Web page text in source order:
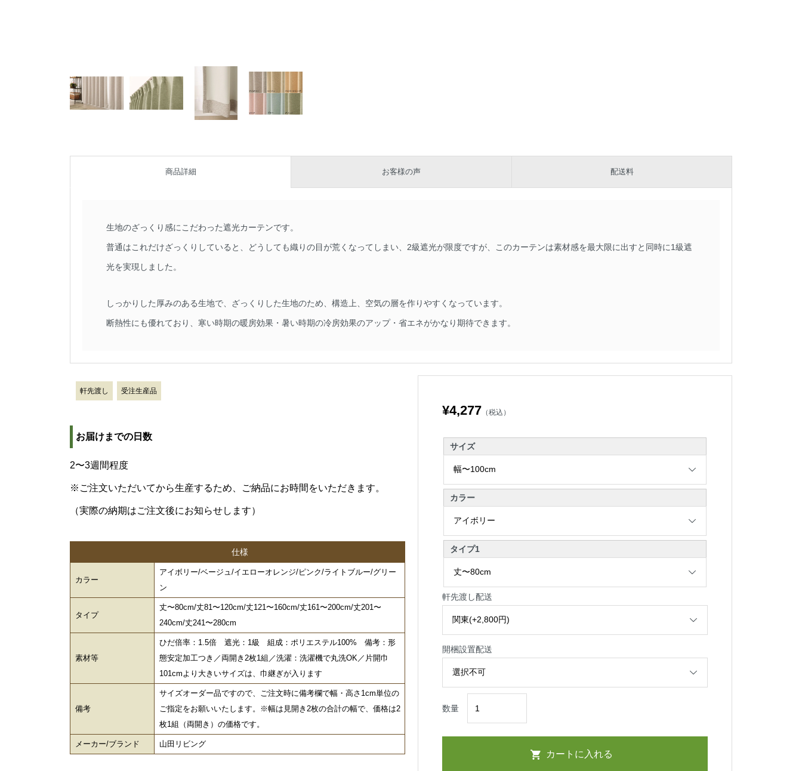
商品詳細 お客様の声 配送料
生地のざっくり感にこだわった遮光カーテンです。
普通はこれだけざっくりしていると、どうしても織りの目が荒くなってしまい、2級遮光が限度ですが、このカーテンは素材感を最大限に出すと同時に1級遮
光を実現しました。
しっかりした厚みのある生地で、ざっくりした生地のため、構造上、空気の層を作りやすくなっています。
断熱性にも優れており、寒い時期の暖房効果・暑い時期の冷房効果のアップ・省エネがかなり期待できます。
軒先渡し 受注生産品
お届けまでの日数
2〜3週間程度
※ご注文いただいてから生産するため、ご納品にお時間をいただきます。
（実際の納期はご注文後にお知らせします）
仕様
カラー
アイボリー/ベージュ/イエローオレンジ/ピンク/ライトブルー/グリー
ン
タイプ
丈〜80cm/丈81〜120cm/丈121〜160cm/丈161〜200cm/丈201〜
240cm/丈241〜280cm
素材等
ひだ倍率：1.5倍 遮光：1級 組成：ポリエステル100% 備考：形
態安定加工つき／両開き2枚1組／洗濯：洗濯機で丸洗OK／片開巾
101cmより大きいサイズは、巾継ぎが入ります
備考
サイズオーダー品ですので、ご注文時に備考欄で幅・高さ1cm単位の
ご指定をお願いいたします。※幅は見開き2枚の合計の幅で、価格は2
枚1組（両開き）の価格です。
メーカー/ブランド 山田リビング
¥4,277 （税込）
サイズ
カラー
タイプ1
軒先渡し配送
開梱設置配送
数量